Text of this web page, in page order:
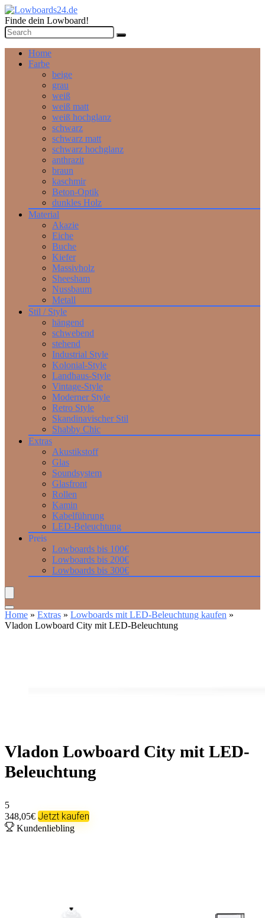
Finde dein Lowboard!
Home
Farbe
beige
grau
weiß
weiß matt
weiß hochglanz
schwarz
schwarz matt
schwarz hochglanz
anthrazit
braun
kaschmir
Beton-Optik
dunkles Holz
Material
Akazie
Eiche
Buche
Kiefer
Massivholz
Sheesham
Nussbaum
Metall
Stil / Style
hängend
schwebend
stehend
Industrial Style
Kolonial-Style
Landhaus-Style
Vintage-Style
Moderner Style
Retro Style
Skandinavischer Stil
Shabby Chic
Extras
Akustikstoff
Glas
Soundsystem
Glasfront
Rollen
Kamin
Kabelführung
LED-Beleuchtung
Preis
Lowboards bis 100€
Lowboards bis 200€
Lowboards bis 300€
Home » Extras » Lowboards mit LED-Beleuchtung kaufen »
Vladon Lowboard City mit LED-Beleuchtung
Vladon Lowboard City mit LED-
Beleuchtung
5
348,05€ Jetzt kaufen
Kundenliebling